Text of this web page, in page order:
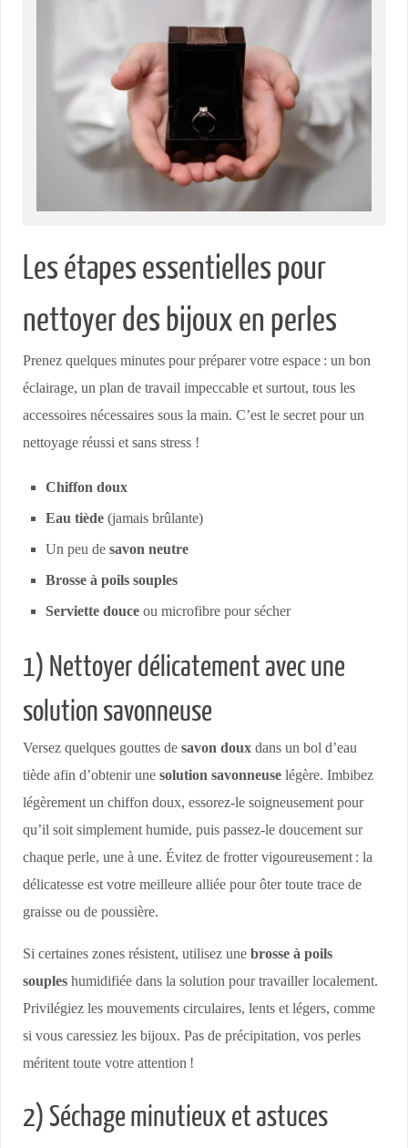
Les étapes essentielles pour
nettoyer des bijoux en perles
Prenez quelques minutes pour préparer votre espace : un bon
éclairage, un plan de travail impeccable et surtout, tous les
accessoires nécessaires sous la main. C’est le secret pour un
nettoyage réussi et sans stress !
Chiffon doux
Eau tiède(jamais brûlante)
Un peu de savon neutre
Brosse à poils souples
Serviette douceou microfibre pour sécher
1) Nettoyer délicatement avec une
solution savonneuse
Versez quelques gouttes desavon doux dans un bol d’eau
tiède afin d’obtenir unesolution savonneuse légère. Imbibez
légèrement un chiffon doux, essorez-le soigneusement pour
qu’il soit simplement humide, puis passez-le doucement sur
chaque perle, une à une. Évitez de frotter vigoureusement : la
délicatesse est votre meilleure alliée pour ôter toute trace de
graisse ou de poussière.
Si certaines zones résistent, utilisez unebrosse à poils
souples humidifiée dans la solution pour travailler localement.
Privilégiez les mouvements circulaires, lents et légers, comme
si vous caressiez les bijoux. Pas de précipitation, vos perles
méritent toute votre attention !
2) Séchage minutieux et astuces